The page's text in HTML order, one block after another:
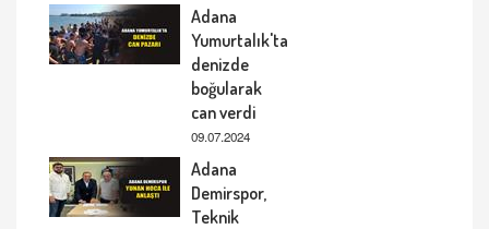
Adana
Yumurtalık'ta
denizde
boğularak
can verdi
09.07.2024
Adana
Demirspor,
Teknik